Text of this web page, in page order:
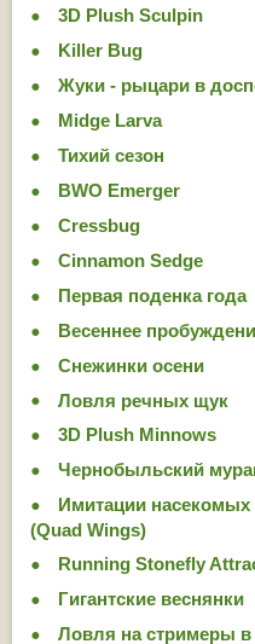
3D Plush Sculpin
Killer Bug
Жуки - рыцари в
Midge Larva
Тихий сезон
BWO Emerger
Cressbug
Cinnamon Sedge
Первая поденка года
Весеннее
Снежинки осени
Ловля речных щук
3D Plush Minnows
Чернобыльский
Имитации
(Quad Wings)
Running Stonefly
Гигантские веснянки
Ловля на стримеры в